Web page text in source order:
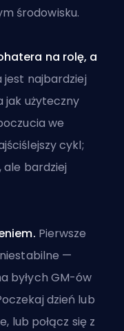
środowisku.
na rolę, a
jest najbardziej
jak użyteczny
we
cykl;
bardziej
Pierwsze
—
byłych GM-ów
dzień lub
lub połącz się z